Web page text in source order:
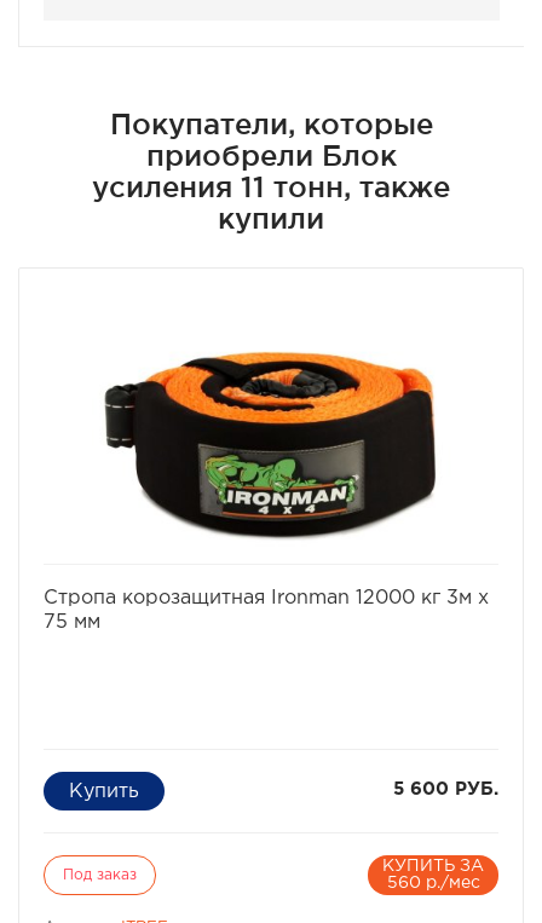
Покупатели, которые
приобрели Блок
усиления 11 тонн, также
купили
Стропа корозащитная Ironman 12000 кг 3м х
75 мм
5 600 РУБ.
Под заказ
КУПИТЬ ЗА
560 р./мес